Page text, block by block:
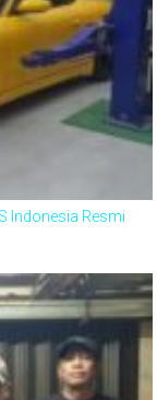
Indonesia Resmi